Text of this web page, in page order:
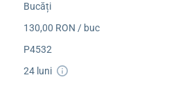
Bucăți
130,00 RON / buc
P4532
24 luni